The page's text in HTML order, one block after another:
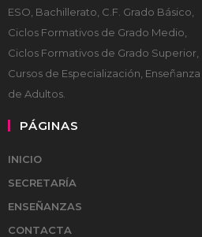
ESO, Bachillerato, C.F. Grado Básico,
Ciclos Formativos de Grado Medio,
Ciclos Formativos de Grado Superior,
Cursos de Especialización, Enseñanza
de Adultos.
PÁGINAS
INICIO
SECRETARÍA
ENSEÑANZAS
CONTACTA